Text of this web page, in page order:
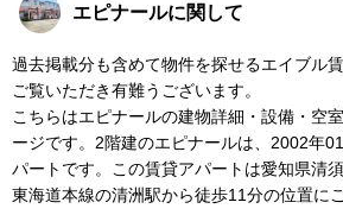
エピナールに関して
過去掲載分も含めて物件を探せるエイブル
ご覧いただき有難うございます。
こちらはエピナールの建物詳細・設備・空
ージです。2階建のエピナールは、2002年
パートです。この賃貸アパートは愛知県清
東海道本線の清洲駅から徒歩11分の位置に